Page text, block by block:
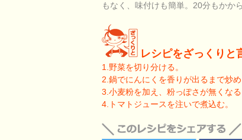
もなく、味付けも簡単。20分もかか
レシピをざっくりと
1.野菜を切り分ける。
2.鍋でにんにくを香りが出るまで炒
3.小麦粉を加え、粉っぽさが無くなる
4.トマトジュースを注いで煮込む。